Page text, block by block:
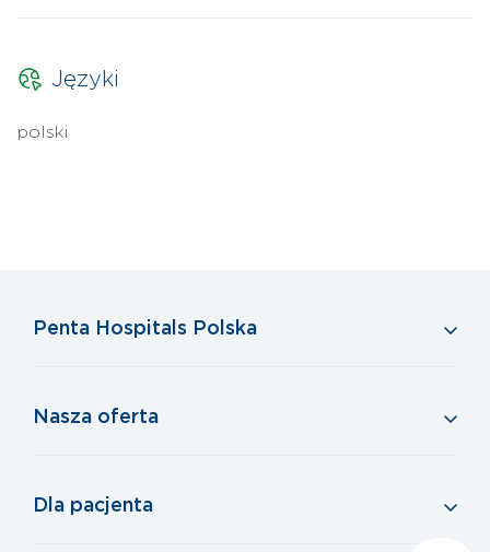
Języki
polski
Penta Hospitals Polska
Nasza oferta
Dla pacjenta